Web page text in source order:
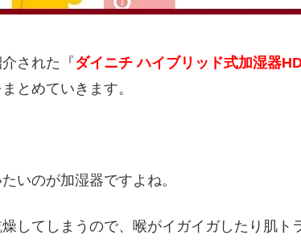
された『ダイニチ ハイブリッド式加湿器
とめていきます。
いのが加湿器ですよね。
してしまうので、喉がイガイガしたり肌ト